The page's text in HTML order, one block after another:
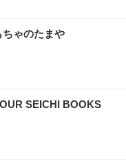
ちゃのたまや
SEICHI BOOKS